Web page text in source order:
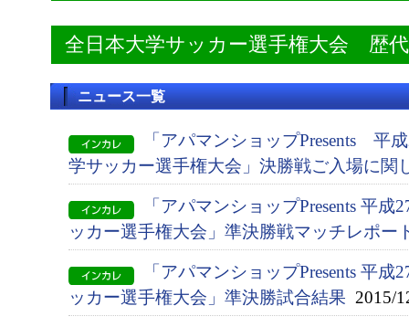
全日本大学サッカー選手権大会 歴
ニュース一覧
「アパマンショップPresents 平
学サッカー選手権大会」決勝戦ご入場に関
「アパマンショップPresents 平
ッカー選手権大会」準決勝戦マッチレポー
「アパマンショップPresents 平
ッカー選手権大会」準決勝試合結果 2015/